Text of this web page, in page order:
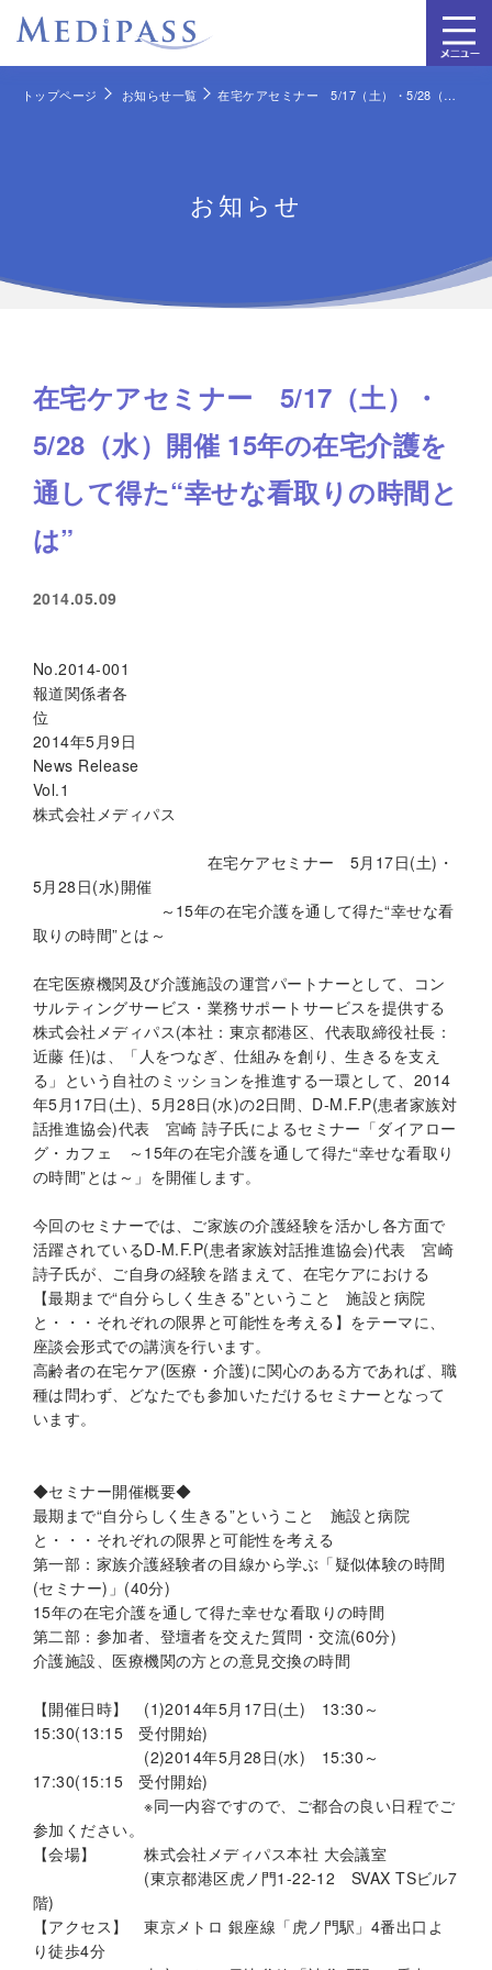
トップページ お知らせ一覧 在宅ケアセミナー 5/17（土）・5/28（水）開催 15年の在宅介護を通して得た“幸せな看取りの時間とは”
お知らせ
在宅ケアセミナー 5/17（土）・
5/28（水）開催 15年の在宅介護を
通して得た“幸せな看取りの時間と
は”
2014.05.09
No.2014-001
報道関係者各
2014年5月9日
News Release
Vol.1
株式会社メディパス
在宅ケアセミナー 5月17日(土)・
5月28日(水)開催
～15年の在宅介護を通して得た“幸せな看
取りの時間”とは～
在宅医療機関及び介護施設の運営パートナーとして、コン
サルティングサービス・業務サポートサービスを提供する
株式会社メディパス(本社：東京都港区、代表取締役社長：
近藤 任)は、「人をつなぎ、仕組みを創り、生きるを支え
る」という自社のミッションを推進する一環として、2014
年5月17日(土)、5月28日(水)の2日間、D-M.F.P(患者家族対
話推進協会)代表 宮崎 詩子氏によるセミナー「ダイアロー
グ・カフェ ～15年の在宅介護を通して得た“幸せな看取り
の時間”とは～」を開催します。
今回のセミナーでは、ご家族の介護経験を活かし各方面で
活躍されているD-M.F.P(患者家族対話推進協会)代表 宮崎
詩子氏が、ご自身の経験を踏まえて、在宅ケアにおける
【最期まで“自分らしく生きる”ということ 施設と病院
と・・・それぞれの限界と可能性を考える】をテーマに、
座談会形式での講演を行います。
高齢者の在宅ケア(医療・介護)に関心のある方であれば、職
種は問わず、どなたでも参加いただけるセミナーとなって
います。
◆セミナー開催概要◆
最期まで“自分らしく生きる”ということ 施設と病院
と・・・それぞれの限界と可能性を考える
第一部：家族介護経験者の目線から学ぶ「疑似体験の時間
(セミナー)」(40分)
15年の在宅介護を通して得た幸せな看取りの時間
第二部：参加者、登壇者を交えた質問・交流(60分)
介護施設、医療機関の方との意見交換の時間
【開催日時】 (1)2014年5月17日(土) 13:30～
15:30(13:15 受付開始)
(2)2014年5月28日(水) 15:30～
17:30(15:15 受付開始)
※同一内容ですので、ご都合の良い日程でご
参加ください。
【会場】 株式会社メディパス本社 大会議室
(東京都港区虎ノ門1-22-12 SVAX TSビル7
階)
【アクセス】 東京メトロ 銀座線「虎ノ門駅」4番出口よ
り徒歩4分